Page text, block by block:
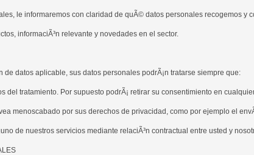
le informaremos con claridad de quÃ© datos personales recogemos
informaciÃ³n relevante y novedades en el sector.
de datos aplicable, sus datos personales podrÃ¡n tratarse siempre que:
del tratamiento. Por supuesto podrÃ¡ retirar su consentimiento en
menoscabado por sus derechos de privacidad, como por ejemplo el
de nuestros servicios mediante relaciÃ³n contractual entre usted y